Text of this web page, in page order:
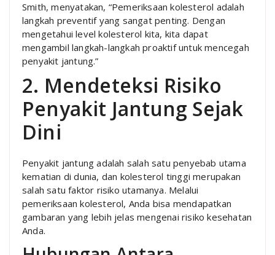
Smith, menyatakan, “Pemeriksaan kolesterol adalah
langkah preventif yang sangat penting. Dengan
mengetahui level kolesterol kita, kita dapat
mengambil langkah-langkah proaktif untuk mencegah
penyakit jantung.”
2. Mendeteksi Risiko
Penyakit Jantung Sejak
Dini
Penyakit jantung adalah salah satu penyebab utama
kematian di dunia, dan kolesterol tinggi merupakan
salah satu faktor risiko utamanya. Melalui
pemeriksaan kolesterol, Anda bisa mendapatkan
gambaran yang lebih jelas mengenai risiko kesehatan
Anda.